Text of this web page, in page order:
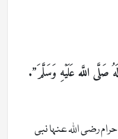
صَلَّى اللَّه عَلَيْهِ وَسَلَّمَ”.
رضی اللہ عنہا نبی